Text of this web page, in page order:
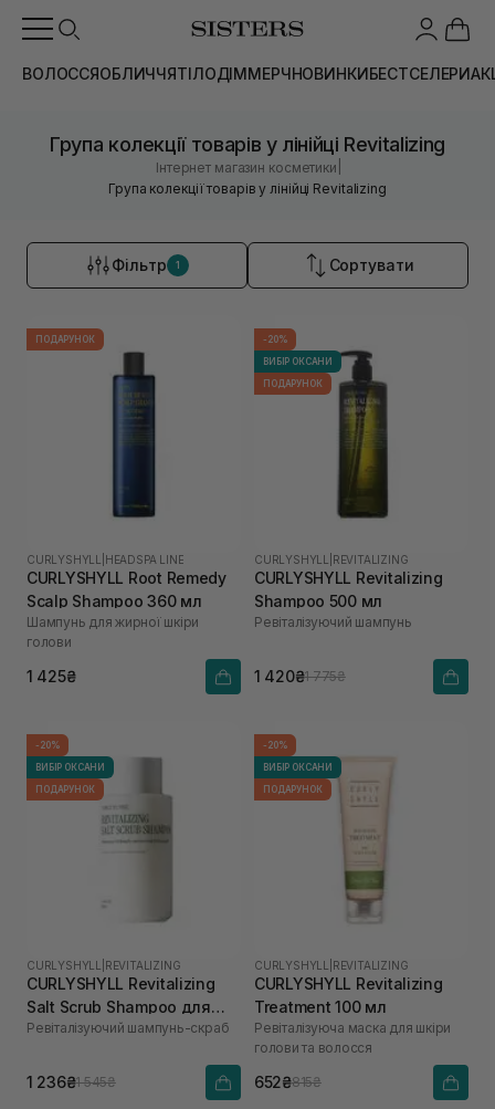
ВОЛОССЯОБЛИЧЧЯТІЛОДІММЕРЧНОВИНКИБЕСТСЕЛЕРИ
Група колекції товарів у лінійці Revitalizing
Інтернет магазин косметики
Група колекції товарів у лінійці Revitalizing
Фільтр 1 Сортувати
ПОДАРУНОК
CURLYSHYLL HEADSPA LINE
CURLYSHYLL Root Remedy
Scalp Shampoo 360 мл
Шампунь для жирної шкіри
голови
1 425₴
-20%
ВИБІР ОКСАНИ
ПОДАРУНОК
CURLYSHYLL REVITALIZING
CURLYSHYLL Revitalizing
Shampoo 500 мл
Ревіталізуючий шампунь
1 420₴1 775₴
-20%
ВИБІР ОКСАНИ
ПОДАРУНОК
CURLYSHYLL REVITALIZING
CURLYSHYLL Revitalizing
Salt Scrub Shampoo для
ослабленої шкіри голови
Ревіталізуючий шампунь-скраб
1 236₴1 545₴
-20%
ВИБІР ОКСАНИ
ПОДАРУНОК
CURLYSHYLL REVITALIZING
CURLYSHYLL Revitalizing
Treatment 100 мл
Ревіталізуюча маска для шкіри
голови та волосся
652₴815₴